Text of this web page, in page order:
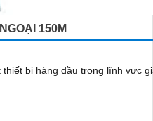
150M
giám sát an ninh. Với độ phân giải cao 5.0MP, camera